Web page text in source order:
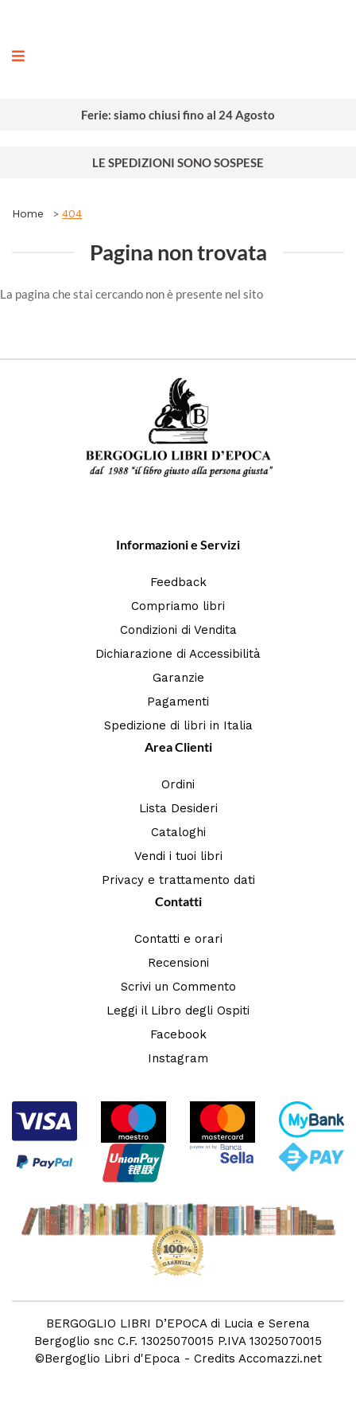
Ferie: siamo chiusi fino al 24 Agosto
LE SPEDIZIONI SONO SOSPESE
Home 404
Pagina non trovata
La pagina che stai cercando non è presente nel sito
Informazioni e Servizi
Feedback
Compriamo libri
Condizioni di Vendita
Dichiarazione di Accessibilità
Garanzie
Pagamenti
Spedizione di libri in Italia
Area Clienti
Ordini
Lista Desideri
Cataloghi
Vendi i tuoi libri
Privacy e trattamento dati
Contatti
Contatti e orari
Recensioni
Scrivi un Commento
Leggi il Libro degli Ospiti
Facebook
Instagram
BERGOGLIO LIBRI D’EPOCA di Lucia e Serena
Bergoglio snc C.F. 13025070015 P.IVA 13025070015
©Bergoglio Libri d'Epoca - Credits Accomazzi.net